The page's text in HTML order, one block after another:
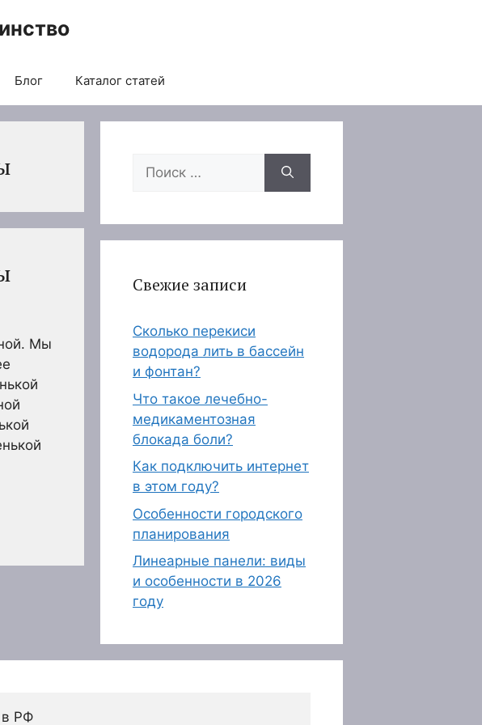
Блог Каталог статей
Мы
Поиск:
Свежие записи
Сколько перекиси
водорода лить в бассейн
и фонтан?
Что такое лечебно-
медикаментозная
блокада боли?
Как подключить интернет
в этом году?
Особенности городского
планирования
Линеарные панели: виды
и особенности в 2026
году
в РФ